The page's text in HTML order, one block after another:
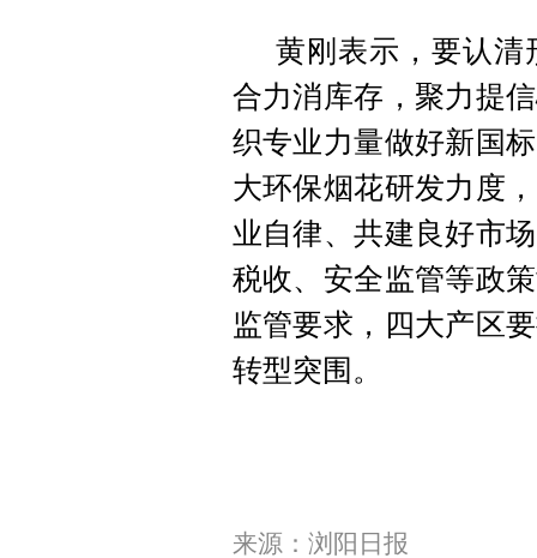
黄刚表示，要认清
合力消库存，聚力提
织专业力量做好新国
大环保烟花研发力度
业自律、共建良好市
税收、安全监管等政
监管要求，四大产区
转型突围。
来源：浏阳日报